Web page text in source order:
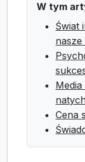
W tym
Świat
nasze
Cena